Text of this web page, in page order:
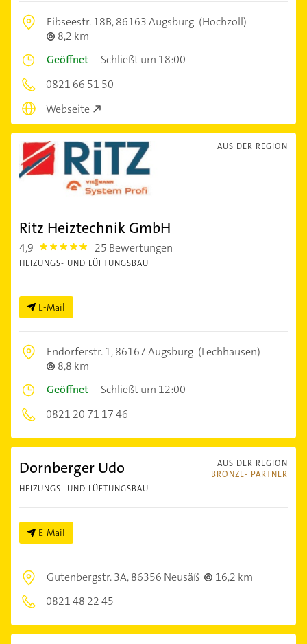
Eibseestr. 18B,86163 Augsburg (Hochzoll)
8,2 km
Geöffnet –Schließt um 18:00
0821 66 51 50
Webseite
AUS DER REGION
Ritz Heiztechnik GmbH
4,9 4.9 25 Bewertungen
HEIZUNGS- UND LÜFTUNGSBAU
E-Mail
Endorferstr. 1,86167 Augsburg (Lechhausen)
8,8 km
Geöffnet –Schließt um 12:00
0821 20 71 17 46
AUS DER REGION
BRONZE- PARTNER
Dornberger Udo
HEIZUNGS- UND LÜFTUNGSBAU
E-Mail
Gutenbergstr. 3A,86356 Neusäß
16,2 km
0821 48 22 45